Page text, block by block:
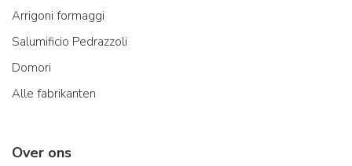
Arrigoni formaggi
Salumificio Pedrazzoli
Domori
Alle fabrikanten
Over ons